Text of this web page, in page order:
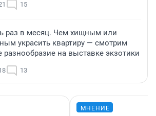
15
раз в месяц. Чем хищным или
украсить квартиру — смотрим
разнообразие на выставке экзотики
13
МНЕНИЕ